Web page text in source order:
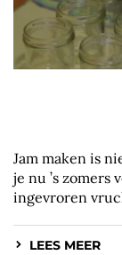
Jam maken is
je nu ’s
ingevroren
LEES MEER